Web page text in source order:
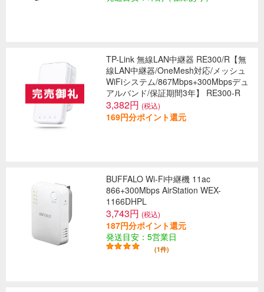
TP-Link 無線LAN中継器 RE300/R【無
線LAN中継器/OneMesh対応/メッシュ
WiFiシステム/867Mbps+300Mbpsデュ
アルバンド/保証期間3年】 RE300-R
3,382円 (税込)
169円分ポイント還元
BUFFALO Wi-Fi中継機 11ac
866+300Mbps AirStation WEX-
1166DHPL
3,743円 (税込)
187円分ポイント還元
発送目安：5営業日
(1件)